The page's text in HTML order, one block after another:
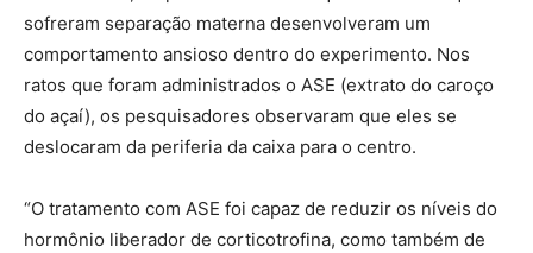
sofreram separação materna desenvolveram um
comportamento ansioso dentro do experimento. Nos
ratos que foram administrados o ASE (extrato do caroço
do açaí), os pesquisadores observaram que eles se
deslocaram da periferia da caixa para o centro.
“O tratamento com ASE foi capaz de reduzir os níveis do
hormônio liberador de corticotrofina, como também de